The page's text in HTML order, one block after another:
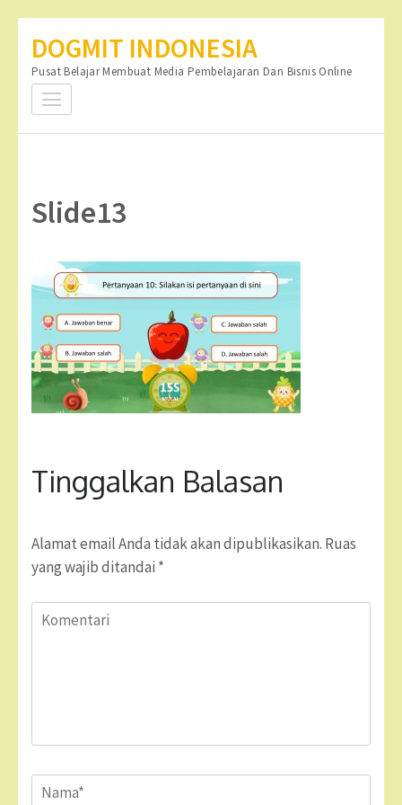
konten
(Tekan
DOGMIT INDONESIA
Pusat Belajar Membuat Media Pembelajaran Dan Bisnis Online
Slide13
Tinggalkan Balasan
Alamat email Anda tidak akan dipublikasikan. Ruas
yang wajib ditandai *
Komentari
Name*